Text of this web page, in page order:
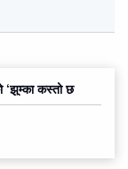
‘झुम्का कस्तो छ